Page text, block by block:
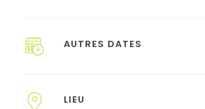
AUTRES DATES
LIEU